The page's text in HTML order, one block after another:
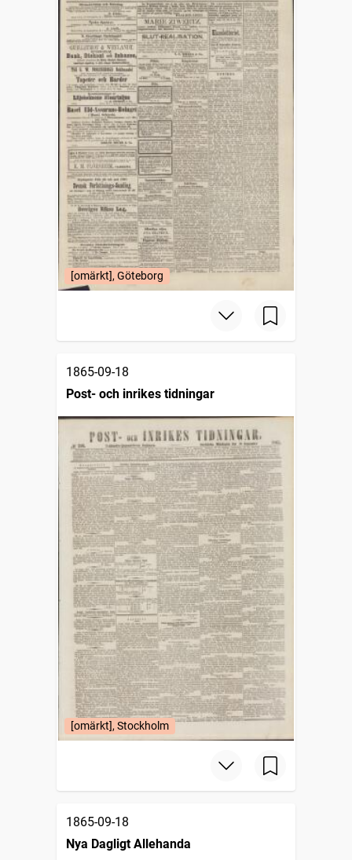
[omärkt], Göteborg
1865-09-18
Post- och inrikes tidningar
[omärkt], Stockholm
1865-09-18
Nya Dagligt Allehanda